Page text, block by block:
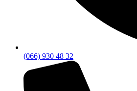
(066) 930 48 32